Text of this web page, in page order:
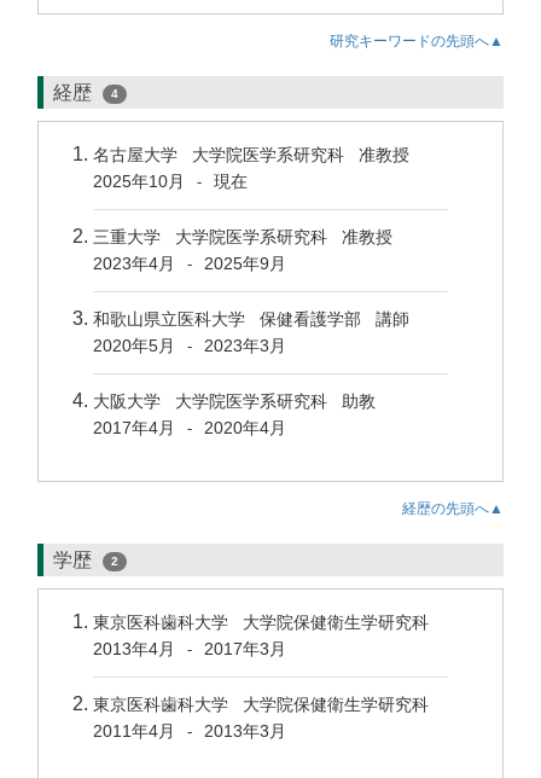
研究キーワードの先頭へ▲
経歴 4
名古屋大学 大学院医学系研究科 准教授
2025年10月
- 現在
三重大学 大学院医学系研究科 准教授
2023年4月
- 2025年9月
和歌山県立医科大学 保健看護学部 講師
2020年5月
- 2023年3月
大阪大学 大学院医学系研究科 助教
2017年4月
- 2020年4月
経歴の先頭へ▲
学歴 2
東京医科歯科大学 大学院保健衛生学研究科
2013年4月
- 2017年3月
東京医科歯科大学 大学院保健衛生学研究科
2011年4月
- 2013年3月